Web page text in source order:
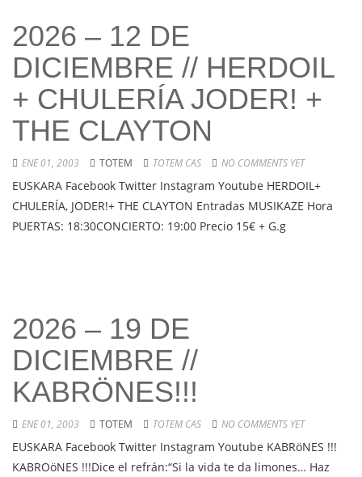
2026 – 12 DE
DICIEMBRE // HERDOIL
+ CHULERÍA JODER! +
THE CLAYTON
ENE 01, 2003 TOTEM TOTEM CAS NO COMMENTS YET
EUSKARA Facebook Twitter Instagram Youtube HERDOIL+
CHULERÍA, JODER!+ THE CLAYTON Entradas MUSIKAZE Hora
PUERTAS: 18:30CONCIERTO: 19:00 Precio 15€ + G.g
2026 – 19 DE
DICIEMBRE //
KABRÖNES!!!
ENE 01, 2003 TOTEM TOTEM CAS NO COMMENTS YET
EUSKARA Facebook Twitter Instagram Youtube KABRöNES !!!
KABROöNES !!!Dice el refrán:“Si la vida te da limones… Haz